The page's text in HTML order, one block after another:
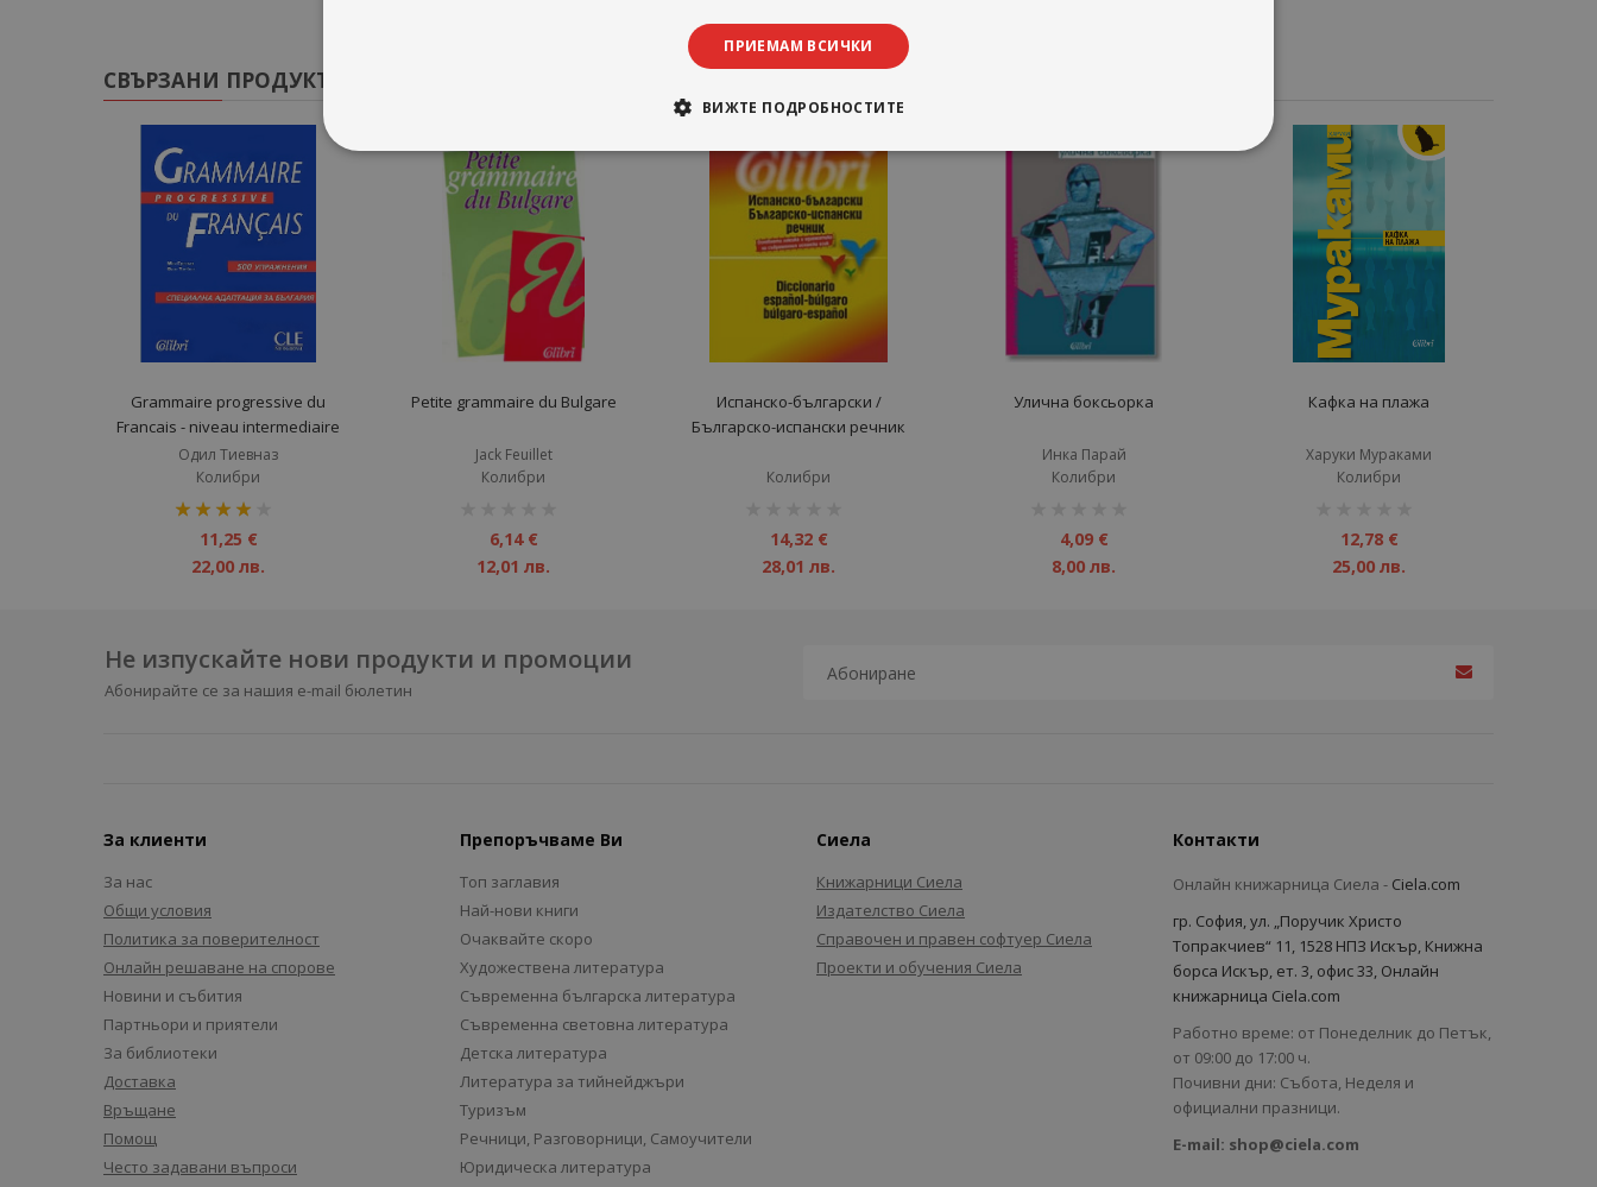
СВЪРЗАНИ ПРОДУКТИ
Grammaire progressive du
Francais - niveau intermediaire
Одил Тиевназ
Колибри
рейтинг:
11,25 €
22,00 лв.
Petite grammaire du Bulgare
Jack Feuillet
Колибри
6,14 €
12,01 лв.
Испанско-български /
Българско-испански речник
Колибри
14,32 €
28,01 лв.
Улична боксьорка
Инка Парай
Колибри
4,09 €
8,00 лв.
Кафка на плажа
Харуки Мураками
Колибри
12,78 €
25,00 лв.
Не изпускайте нови продукти и промоции
Абонирайте се за нашия e-mail бюлетин
За клиенти
За нас
Общи условия
Политика за поверителност
Онлайн решаване на спорове
Новини и събития
Партньори и приятели
За библиотеки
Доставка
Връщане
Помощ
Често задавани въпроси
Препоръчваме Ви
Топ заглавия
Най-нови книги
Очаквайте скоро
Художествена литература
Съвременна българска литература
Съвременна световна литература
Детска литература
Литература за тийнейджъри
Туризъм
Речници, Разговорници, Самоучители
Юридическа литература
Сиела
Книжарници Сиела
Издателство Сиела
Справочен и правен софтуер Сиела
Проекти и обучения Сиела
Контакти
Онлайн книжарница Сиела - Ciela.com
гр. София, ул. „Поручик Христо
Топракчиев“ 11, 1528 НПЗ Искър, Книжна
борса Искър, ет. 3, офис 33, Онлайн
книжарница Ciela.com
Работно време: от Понеделник до Петък,
от 09:00 до 17:00 ч.
Почивни дни: Събота, Неделя и
официални празници.
E-mail: shop@ciela.com
ПРИЕМАМ ВСИЧКИ
ВИЖТЕ ПОДРОБНОСТИТЕ